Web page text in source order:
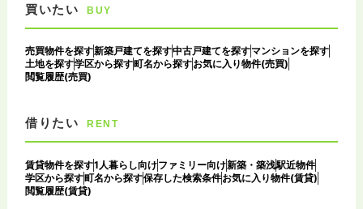
買いたい BUY
売買物件を探す新築戸建てを探す中古戸建てを探すマンションを探す
土地を探す学区から探す町名から探すお気に入り物件(売買)
閲覧履歴(売買)
借りたい RENT
賃貸物件を探す1人暮らし向けファミリー向け新築・築浅駅近物件
学区から探す町名から探す保存した検索条件お気に入り物件(賃貸)
閲覧履歴(賃貸)